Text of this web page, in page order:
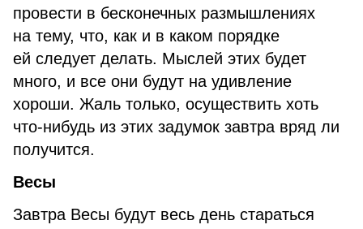
провести в бесконечных размышлениях
на тему, что, как и в каком порядке
ей следует делать. Мыслей этих будет
много, и все они будут на удивление
хороши. Жаль только, осуществить хоть
что-нибудь из этих задумок завтра вряд ли
получится.
Весы
Завтра Весы будут весь день стараться